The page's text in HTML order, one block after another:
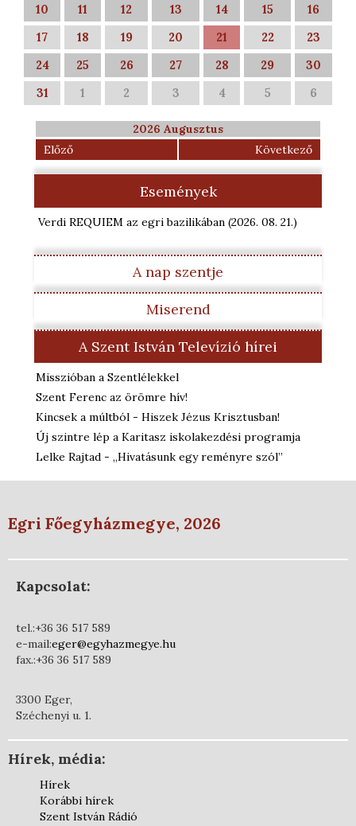
10
11 12 13 14 15
16
17
18 19 20 21 22
23
24
25 26 27 28 29
30
31
1 2 3 4 5 6
2026 Augusztus
Előző
Következő
Események
Verdi REQUIEM az egri bazilikában (2026. 08. 21.)
A nap szentje
Miserend
A Szent István Televízió hírei
Misszióban a Szentlélekkel
Szent Ferenc az örömre hív!
Kincsek a múltból - Hiszek Jézus Krisztusban!
Új szintre lép a Karitasz iskolakezdési programja
Lelke Rajtad - „Hivatásunk egy reményre szól”
Egri Főegyházmegye, 2026
Kapcsolat:
tel.:+36 36 517 589
e-mail:eger@egyhazmegye.hu
fax.:+36 36 517 589
3300 Eger,
Széchenyi u. 1.
Hírek, média:
Hírek
Korábbi hírek
Szent István Rádió